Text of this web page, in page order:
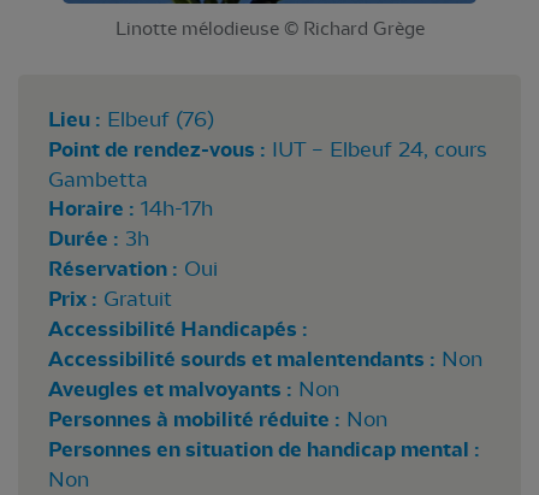
Linotte mélodieuse © Richard Grège
Lieu : Elbeuf (76)
Point de rendez-vous : IUT – Elbeuf 24, cours
Gambetta
Horaire : 14h-17h
Durée : 3h
Réservation : Oui
Prix : Gratuit
Accessibilité Handicapés :
Accessibilité sourds et malentendants : Non
Aveugles et malvoyants : Non
Personnes à mobilité réduite : Non
Personnes en situation de handicap mental :
Non